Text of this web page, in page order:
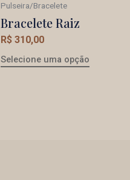
Pulseira/Bracelete
Bracelete Raiz
R$ 310,00
Selecione uma opção